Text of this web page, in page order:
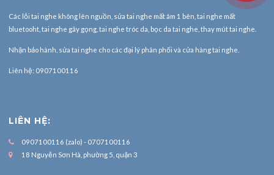
Các lỗi tai nghe không lên nguồn, sửa tai nghe mất âm 1 bên, tai nghe mất
bluetooht, tai nghe gãy gọng, tai nghe tróc da, bọc da tai nghe, thay mút tai nghe.
Nhận bảo hành, sửa tai nghe cho các đại lý phân phối và cửa hàng tai nghe.
Liên hệ: 0907100116
LIÊN HỆ:
0907100116 (zalo) - 0707100116
18 Nguyễn Sơn Hà, phường 5, quận 3